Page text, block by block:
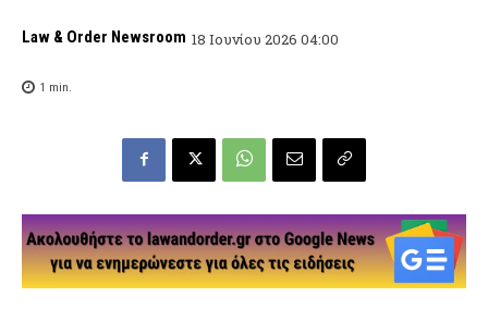
Law & Order Newsroom 18 Ιουνίου 2026 04:00
1 min.